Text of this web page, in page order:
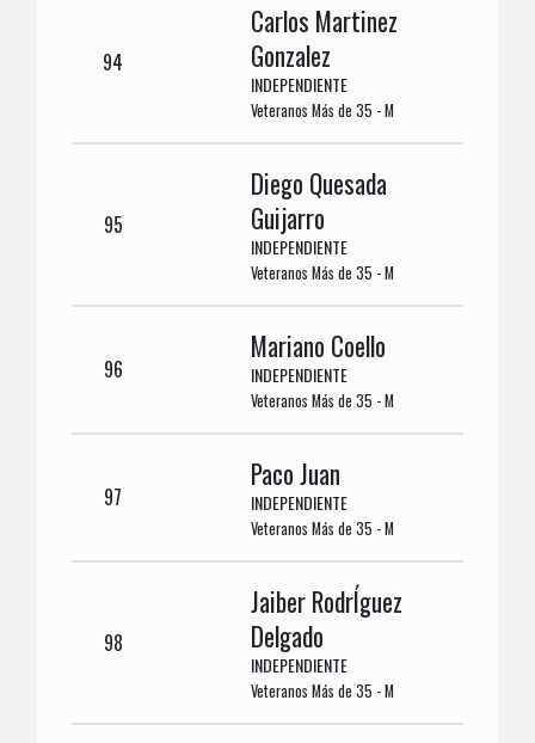
94
Carlos Martinez
Gonzalez
INDEPENDIENTE
Veteranos Más de 35 - M
95
Diego Quesada
Guijarro
INDEPENDIENTE
Veteranos Más de 35 - M
96
Mariano Coello
INDEPENDIENTE
Veteranos Más de 35 - M
97
Paco Juan
INDEPENDIENTE
Veteranos Más de 35 - M
98
Jaiber RodrÍguez
Delgado
INDEPENDIENTE
Veteranos Más de 35 - M